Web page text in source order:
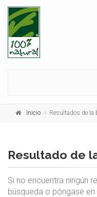
Inicio Resultados de la
Resultado de
Si no encuentra ningún
búsqueda o póngase